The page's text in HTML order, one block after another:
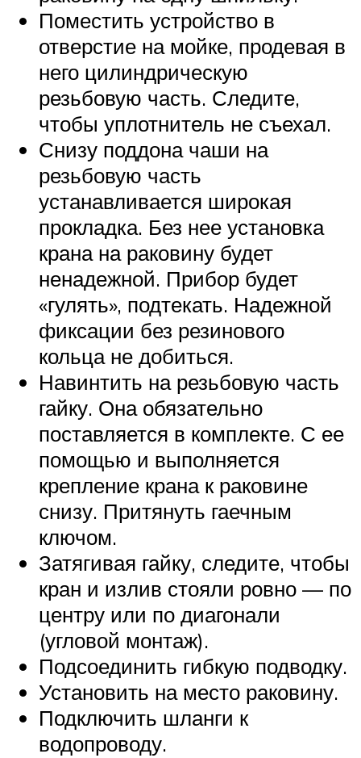
Поместить устройство в
отверстие на мойке, продевая в
него цилиндрическую
резьбовую часть. Следите,
чтобы уплотнитель не съехал.
Снизу поддона чаши на
резьбовую часть
устанавливается широкая
прокладка. Без нее установка
крана на раковину будет
ненадежной. Прибор будет
«гулять», подтекать. Надежной
фиксации без резинового
кольца не добиться.
Навинтить на резьбовую часть
гайку. Она обязательно
поставляется в комплекте. С ее
помощью и выполняется
крепление крана к раковине
снизу. Притянуть гаечным
ключом.
Затягивая гайку, следите, чтобы
кран и излив стояли ровно — по
центру или по диагонали
(угловой монтаж).
Подсоединить гибкую подводку.
Установить на место раковину.
Подключить шланги к
водопроводу.